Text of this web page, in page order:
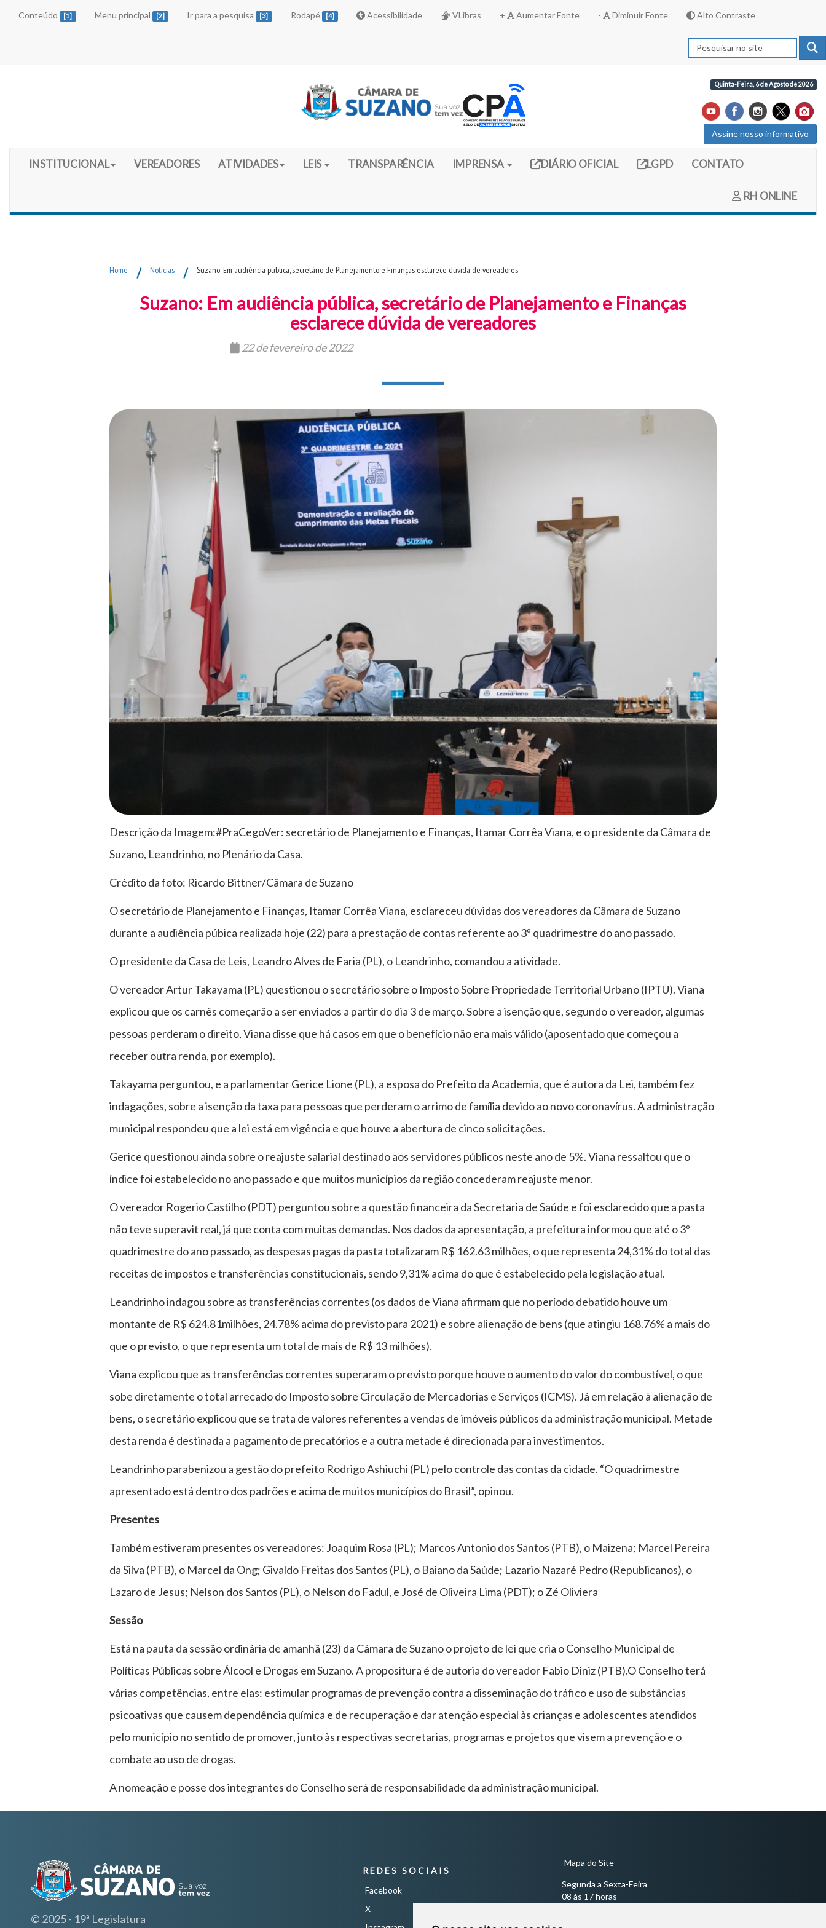
Conteúdo [1] Menu principal [2] Ir para a pesquisa [3] Rodapé [4] Acessibilidade VLibras + Aumentar Fonte - Diminuir Fonte Alto Contraste
Quinta-Feira, 6 de Agosto de 2026
Assine nosso informativo
Início do Menu Principal
INSTITUCIONAL VEREADORES ATIVIDADES LEIS TRANSPARÊNCIA IMPRENSA Link externo (site do diario oficial do legislativo)
DIÁRIO OFICIAL Link externo (site com informações LGPD)
LGPD CONTATO
RH ONLINE
Home / Notícias / Suzano: Em audiência pública, secretário de Planejamento e Finanças esclarece dúvida de vereadores
Suzano: Em audiência pública, secretário de Planejamento e Finanças
esclarece dúvida de vereadores
22 de fevereiro de 2022
Descrição da Imagem:#PraCegoVer: secretário de Planejamento e Finanças, Itamar Corrêa Viana, e o presidente da Câmara de
Suzano, Leandrinho, no Plenário da Casa.
Crédito da foto: Ricardo Bittner/Câmara de Suzano
O secretário de Planejamento e Finanças, Itamar Corrêa Viana, esclareceu dúvidas dos vereadores da Câmara de Suzano
durante a audiência púbica realizada hoje (22) para a prestação de contas referente ao 3º quadrimestre do ano passado.
O presidente da Casa de Leis, Leandro Alves de Faria (PL), o Leandrinho, comandou a atividade.
O vereador Artur Takayama (PL) questionou o secretário sobre o Imposto Sobre Propriedade Territorial Urbano (IPTU). Viana
explicou que os carnês começarão a ser enviados a partir do dia 3 de março. Sobre a isenção que, segundo o vereador, algumas
pessoas perderam o direito, Viana disse que há casos em que o benefício não era mais válido (aposentado que começou a
receber outra renda, por exemplo).
Takayama perguntou, e a parlamentar Gerice Lione (PL), a esposa do Prefeito da Academia, que é autora da Lei, também fez
indagações, sobre a isenção da taxa para pessoas que perderam o arrimo de família devido ao novo coronavírus. A administração
municipal respondeu que a lei está em vigência e que houve a abertura de cinco solicitações.
Gerice questionou ainda sobre o reajuste salarial destinado aos servidores públicos neste ano de 5%. Viana ressaltou que o
índice foi estabelecido no ano passado e que muitos municípios da região concederam reajuste menor.
O vereador Rogerio Castilho (PDT) perguntou sobre a questão financeira da Secretaria de Saúde e foi esclarecido que a pasta
não teve superavit real, já que conta com muitas demandas. Nos dados da apresentação, a prefeitura informou que até o 3º
quadrimestre do ano passado, as despesas pagas da pasta totalizaram R$ 162.63 milhões, o que representa 24,31% do total das
receitas de impostos e transferências constitucionais, sendo 9,31% acima do que é estabelecido pela legislação atual.
Leandrinho indagou sobre as transferências correntes (os dados de Viana afirmam que no período debatido houve um
montante de R$ 624.81milhões, 24.78% acima do previsto para 2021) e sobre alienação de bens (que atingiu 168.76% a mais do
que o previsto, o que representa um total de mais de R$ 13 milhões).
Viana explicou que as transferências correntes superaram o previsto porque houve o aumento do valor do combustível, o que
sobe diretamente o total arrecado do Imposto sobre Circulação de Mercadorias e Serviços (ICMS). Já em relação à alienação de
bens, o secretário explicou que se trata de valores referentes a vendas de imóveis públicos da administração municipal. Metade
desta renda é destinada a pagamento de precatórios e a outra metade é direcionada para investimentos.
Leandrinho parabenizou a gestão do prefeito Rodrigo Ashiuchi (PL) pelo controle das contas da cidade. “O quadrimestre
apresentado está dentro dos padrões e acima de muitos municípios do Brasil”, opinou.
Presentes
Também estiveram presentes os vereadores: Joaquim Rosa (PL); Marcos Antonio dos Santos (PTB), o Maizena; Marcel Pereira
da Silva (PTB), o Marcel da Ong; Givaldo Freitas dos Santos (PL), o Baiano da Saúde; Lazario Nazaré Pedro (Republicanos), o
Lazaro de Jesus; Nelson dos Santos (PL), o Nelson do Fadul, e José de Oliveira Lima (PDT); o Zé Oliviera
Sessão
Está na pauta da sessão ordinária de amanhã (23) da Câmara de Suzano o projeto de lei que cria o Conselho Municipal de
Políticas Públicas sobre Álcool e Drogas em Suzano. A propositura é de autoria do vereador Fabio Diniz (PTB).O Conselho terá
várias competências, entre elas: estimular programas de prevenção contra a disseminação do tráfico e uso de substâncias
psicoativas que causem dependência química e de recuperação e dar atenção especial às crianças e adolescentes atendidos
pelo município no sentido de promover, junto às respectivas secretarias, programas e projetos que visem a prevenção e o
combate ao uso de drogas.
A nomeação e posse dos integrantes do Conselho será de responsabilidade da administração municipal.
© 2025 - 19ª Legislatura
REDES SOCIAIS
Facebook
X
Mapa do Site
Segunda a Sexta-Feira
08 às 17 horas